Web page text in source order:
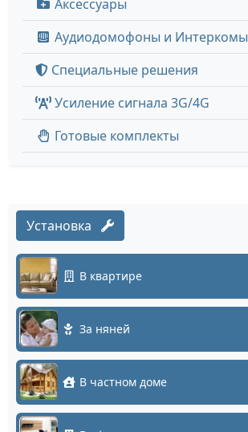
Аксессуары
Аудиодомофоны и Интеркомы
Специальные решения
Усиление сигнала 3G/4G
Готовые комплекты
Установка
В квартире
За няней
В частном доме